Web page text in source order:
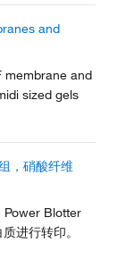
and
membrane and
sized gels
，硝酸纤维
Power Blotter
进行转印。